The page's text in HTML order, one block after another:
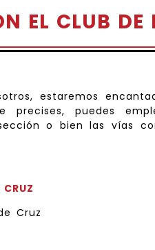
EL CLUB DE
estaremos
precises, puedes
o bien las vías
Cruz